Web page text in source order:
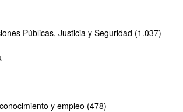
Públicas, Justicia y Seguridad (1.037)
y empleo (478)